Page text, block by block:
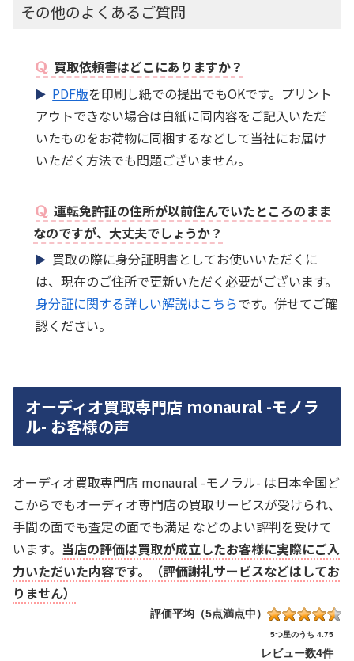
その他のよくあるご質問
買取依頼書はどこにありますか？
PDF版を印刷し紙での提出でもOKです。プリント
アウトできない場合は白紙に同内容をご記入いただ
いたものをお荷物に同梱するなどして当社にお届け
いただく方法でも問題ございません。
運転免許証の住所が以前住んでいたところのまま
なのですが、大丈夫でしょうか？
買取の際に身分証明書としてお使いいただくに
は、現在のご住所で更新いただく必要がございます。
身分証に関する詳しい解説はこちらです。併せてご確
認ください。
オーディオ買取専門店 monaural -モノラ
ル- お客様の声
オーディオ買取専門店 monaural -モノラル- は日本全国ど
こからでもオーディオ専門店の買取サービスが受けられ、
手間の面でも査定の面でも満足 などのよい評判を受けて
います。 当店の評価は買取が成立したお客様に実際にご入
力いただいた内容です。（評価謝礼サービスなどはしてお
りません）
評価平均（5点満点中）
5つ星のうち 4.75
レビュー数4件